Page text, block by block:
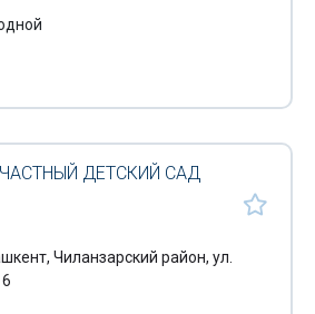
ЧАСТНЫЙ ДЕТСКИЙ САД
Чиланзарский район, ул.